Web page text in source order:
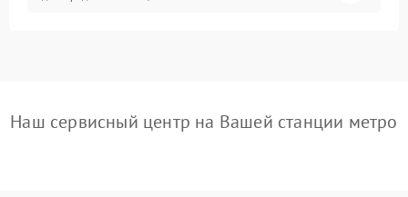
Наш сервисный центр на Вашей станции метро